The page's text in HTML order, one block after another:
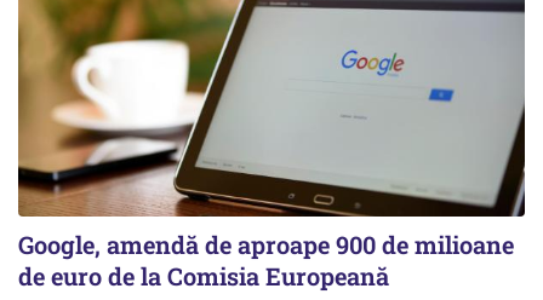
Google, amendă de aproape 900 de milioane
de euro de la Comisia Europeană